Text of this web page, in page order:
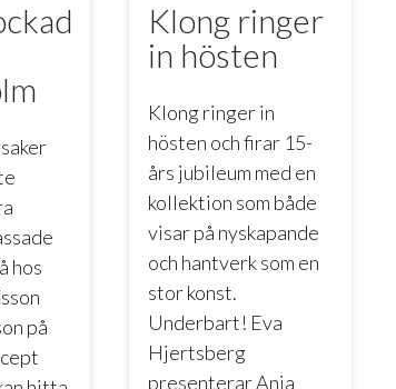
hos
på
Klong ringer
in hösten
Klong ringer in
hösten och firar 15-
års jubileum med en
kollektion som både
visar på nyskapande
och hantverk som en
stor konst.
Underbart! Eva
Hjertsberg
presenterar Ania